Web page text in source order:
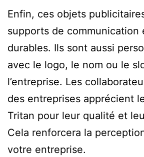
Enfin, ces objets
supports de communication
durables. Ils sont aussi
avec le logo, le nom ou le
l’entreprise. Les
des entreprises apprécient
Tritan pour leur qualité et
Cela renforcera la
votre entreprise.